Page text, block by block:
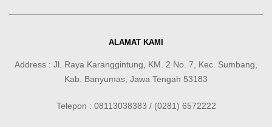
ALAMAT KAMI
Address : Jl. Raya Karanggintung, KM. 2 No. 7, Kec. Sumbang,
Kab. Banyumas, Jawa Tengah 53183
Telepon : 08113038383 / (0281) 6572222